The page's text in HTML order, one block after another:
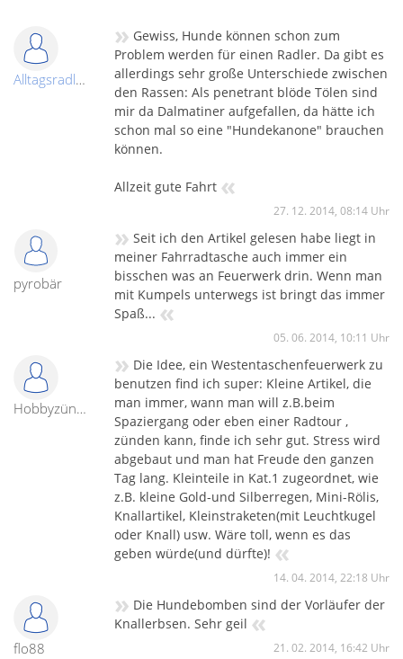
Alltagsradler
» Gewiss, Hunde können schon zum
Problem werden für einen Radler. Da gibt es
allerdings sehr große Unterschiede zwischen
den Rassen: Als penetrant blöde Tölen sind
mir da Dalmatiner aufgefallen, da hätte ich
schon mal so eine "Hundekanone" brauchen
können.
Allzeit gute Fahrt «
27. 12. 2014, 08:14 Uhr
pyrobär
» Seit ich den Artikel gelesen habe liegt in
meiner Fahrradtasche auch immer ein
bisschen was an Feuerwerk drin. Wenn man
mit Kumpels unterwegs ist bringt das immer
Spaß... «
05. 06. 2014, 10:11 Uhr
Hobbyzünder
» Die Idee, ein Westentaschenfeuerwerk zu
benutzen find ich super: Kleine Artikel, die
man immer, wann man will z.B.beim
Spaziergang oder eben einer Radtour ,
zünden kann, finde ich sehr gut. Stress wird
abgebaut und man hat Freude den ganzen
Tag lang. Kleinteile in Kat.1 zugeordnet, wie
z.B. kleine Gold-und Silberregen, Mini-Rölis,
Knallartikel, Kleinstraketen(mit Leuchtkugel
oder Knall) usw. Wäre toll, wenn es das
geben würde(und dürfte)! «
14. 04. 2014, 22:18 Uhr
flo88
» Die Hundebomben sind der Vorläufer der
Knallerbsen. Sehr geil «
21. 02. 2014, 16:42 Uhr